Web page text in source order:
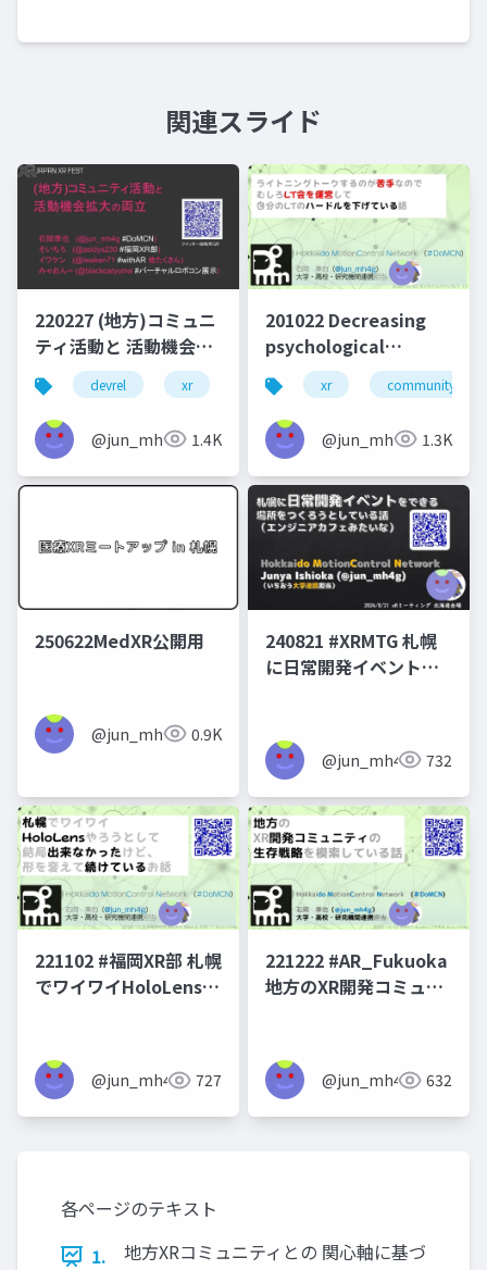
関連スライド
220227 (地方)コミュニ
ティ活動と 活動機会拡
大の両立devrel xr ar japanxrfest
@jun_mh4g1.4K
201022 Decreasing
psychological
difficulty of short
presentation by
joining organizing
member of online
seminar
xr community
@jun_mh4g1.3K
250622MedXR公開用
@jun_mh4g0.9K
240821 #XRMTG 札幌
に日常開発イベントを
@jun_mh4g732
221102 #福岡XR部 札幌
でワイワイHoloLensや
続けている話
@jun_mh4g727
221222 #AR_Fukuoka
地方のXR開発コミュニ
@jun_mh4g632
各ページのテキスト
1.
地方XRコミュニティとの 関心軸に基づ